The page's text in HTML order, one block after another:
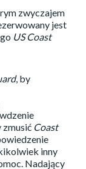
zwyczajem
jest
US Coast
, by
zmusić Coast
inny
Nadający